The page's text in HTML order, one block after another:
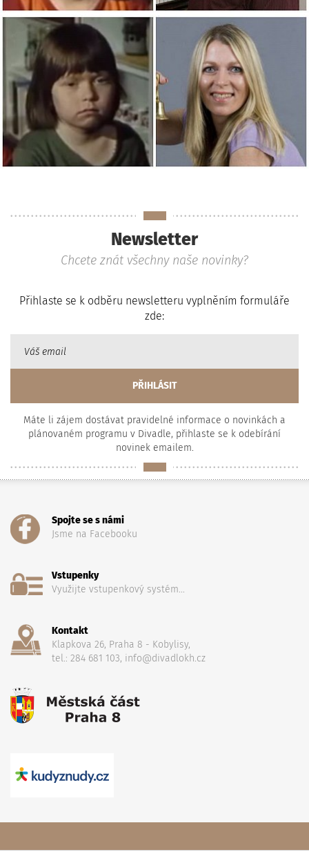
Newsletter
Chcete znát všechny naše novinky?
Přihlaste se k odběru newsletteru vyplněním formuláře
zde:
Máte li zájem dostávat pravidelné informace o novinkách a
plánovaném programu v Divadle, přihlaste se k odebírání
novinek emailem.
Spojte se s námi
Jsme na Facebooku
Vstupenky
Využijte vstupenkový systém...
Kontakt
Klapkova 26, Praha 8 - Kobylisy,
tel.: 284 681 103, info@divadlokh.cz